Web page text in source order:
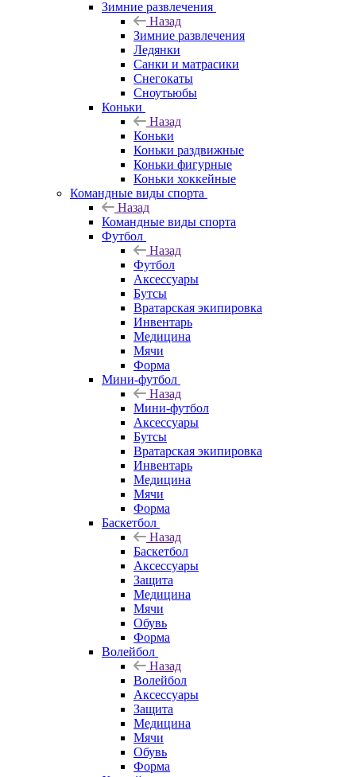
Зимние развлечения
Назад
Зимние развлечения
Ледянки
Санки и матрасики
Снегокаты
Сноутьюбы
Коньки
Назад
Коньки
Коньки раздвижные
Коньки фигурные
Коньки хоккейные
Командные виды спорта
Назад
Командные виды спорта
Футбол
Назад
Футбол
Аксессуары
Бутсы
Вратарская экипировка
Инвентарь
Медицина
Мячи
Форма
Мини-футбол
Назад
Мини-футбол
Аксессуары
Бутсы
Вратарская экипировка
Инвентарь
Медицина
Мячи
Форма
Баскетбол
Назад
Баскетбол
Аксессуары
Защита
Медицина
Мячи
Обувь
Форма
Волейбол
Назад
Волейбол
Аксессуары
Защита
Медицина
Мячи
Обувь
Форма